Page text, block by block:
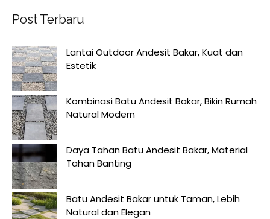
Post Terbaru
Lantai Outdoor Andesit Bakar, Kuat dan
Estetik
Kombinasi Batu Andesit Bakar, Bikin Rumah
Natural Modern
Daya Tahan Batu Andesit Bakar, Material
Tahan Banting
Batu Andesit Bakar untuk Taman, Lebih
Natural dan Elegan